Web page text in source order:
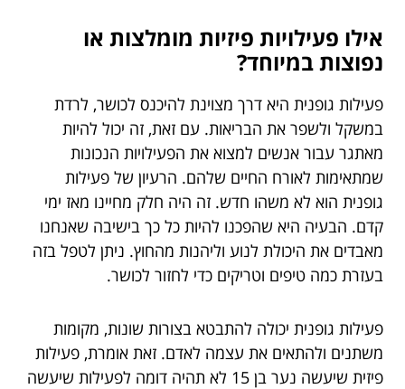
אילו פעילויות פיזיות מומלצות או
נפוצות במיוחד?
פעילות גופנית היא דרך מצוינת להיכנס לכושר, לרדת
במשקל ולשפר את הבריאות. עם זאת, זה יכול להיות
מאתגר עבור אנשים למצוא את הפעילויות הנכונות
שמתאימות לאורח החיים שלהם. הרעיון של פעילות
גופנית הוא לא משהו חדש. זה היה חלק מחיינו מאז ימי
קדם. הבעיה היא שהפכנו להיות כל כך בישיבה שאנחנו
מאבדים את היכולת לנוע וליהנות מהחוץ. ניתן לטפל בזה
בעזרת כמה טיפים וטריקים כדי לחזור לכושר.
פעילות גופנית יכולה להתבטא בצורות שונות, מקומות
משתנים ולהתאים את עצמה לאדם. זאת אומרת, פעילות
פיזית שיעשה נער בן 15 לא תהיה דומה לפעילות שיעשה